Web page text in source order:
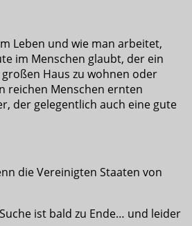
Leben und wie man arbeitet,
im Menschen glaubt, der ein
Haus zu wohnen oder
reichen Menschen ernten
der gelegentlich auch eine gute
die Vereinigten Staaten von
ist bald zu Ende… und leider